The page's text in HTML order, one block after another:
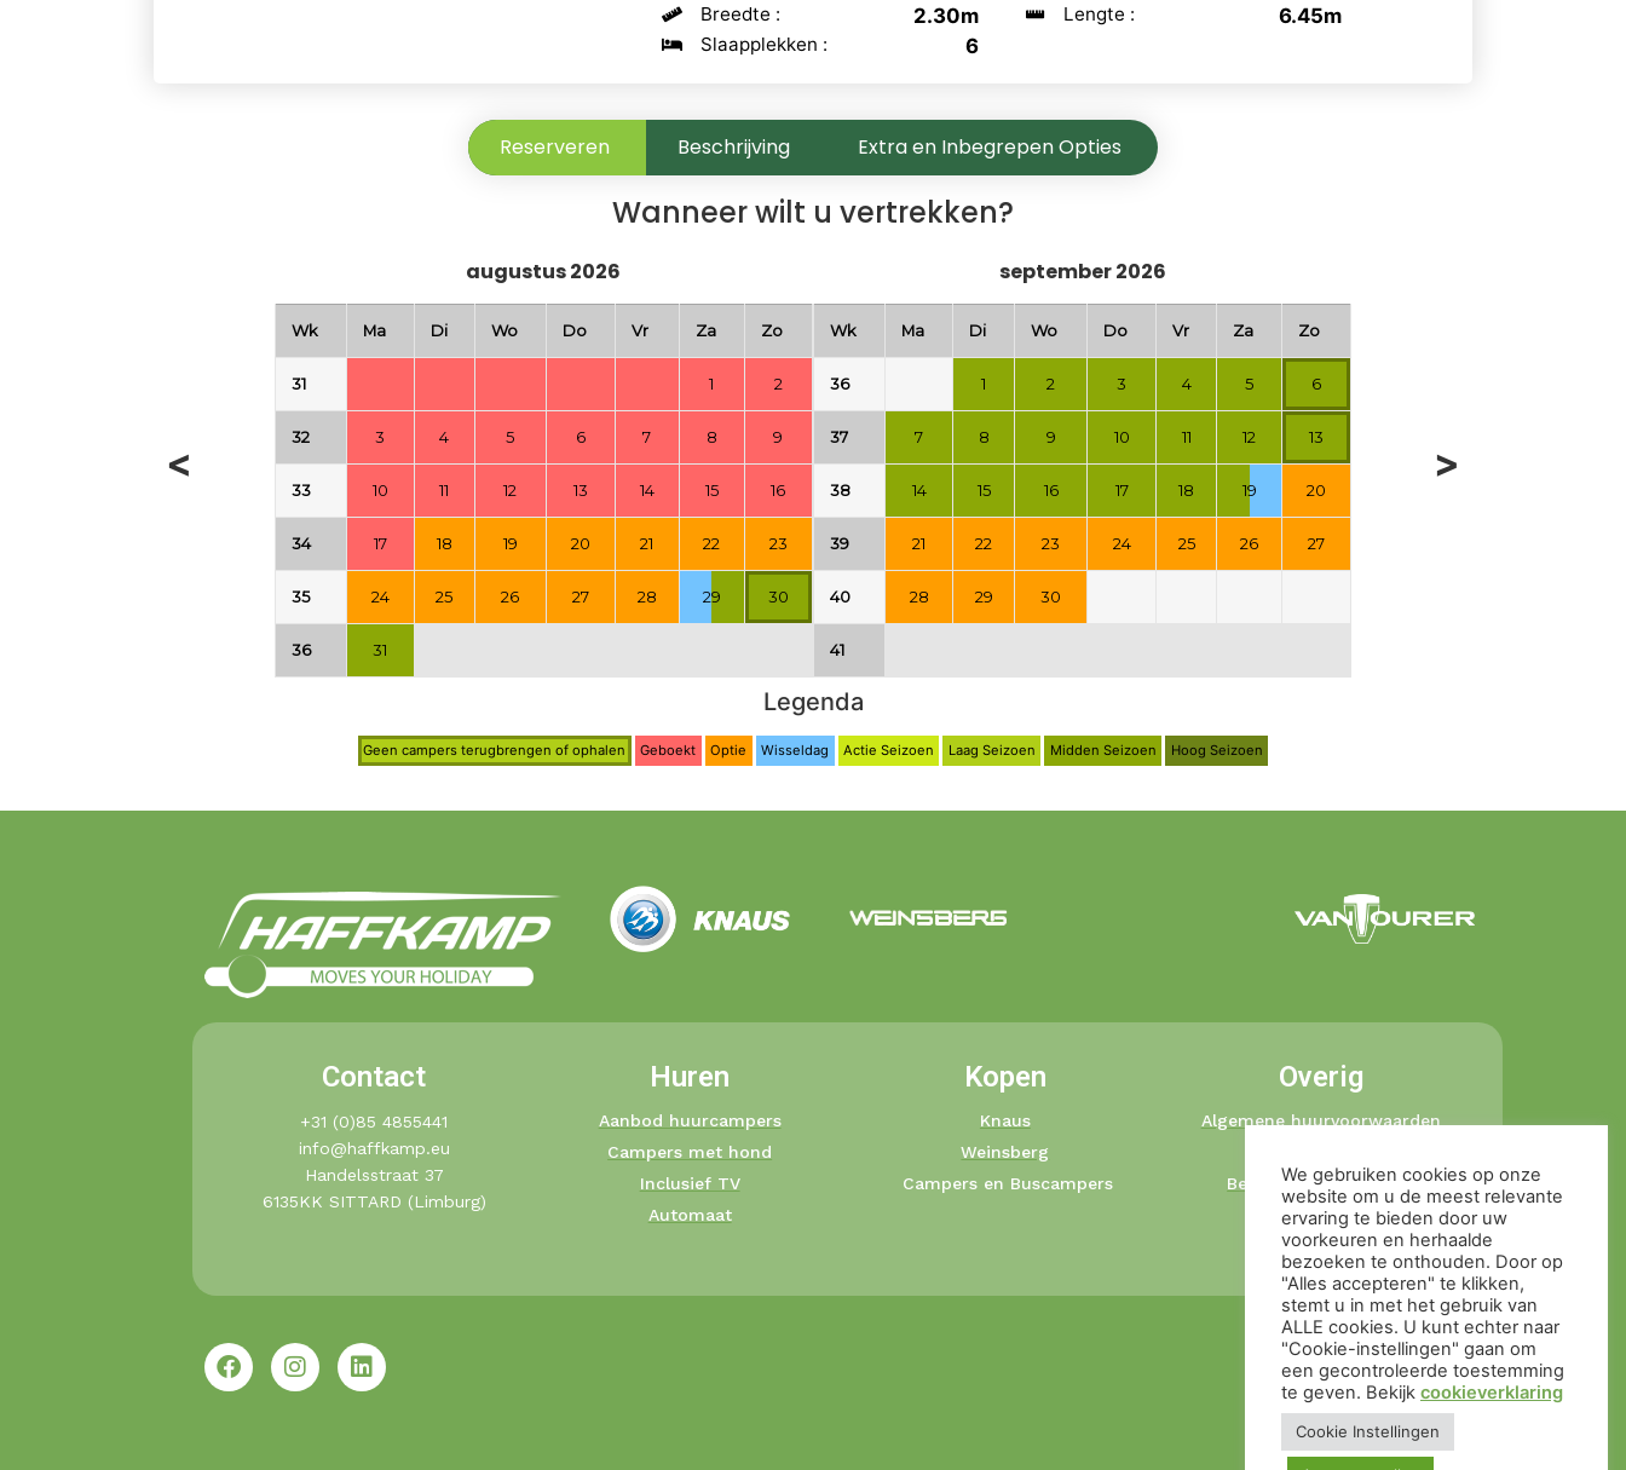
Breedte : 2.30m Lengte : 6.45m
Slaapplekken : 6
Reserveren Beschrijving Extra en Inbegrepen Opties
Wanneer wilt u vertrekken?
<
augustus 2026
Wk Ma Di Wo Do Vr Za Zo
31 1 2
32 3 4 5 6 7 8 9
33 10 11 12 13 14 15 16
34 17 18 19 20 21 22 23
35 24 25 26 27 28 29 30
36 31
september 2026
Wk Ma Di Wo Do Vr Za Zo
36 1 2 3 4 5 6
37 7 8 9 10 11 12 13
38 14 15 16 17 18 19 20
39 21 22 23 24 25 26 27
40 28 29 30
41
>
Legenda
Geen campers terugbrengen of ophalen Geboekt Optie Wisseldag Actie Seizoen Laag Seizoen Midden Seizoen Hoog Seizoen
Contact
+31 (0)85 4855441​
info@haffkamp.eu​
Handelsstraat 37
6135KK SITTARD (Limburg)
Huren
Aanbod huurcampers
Campers met hond
Inclusief TV
Automaat
Kopen
Knaus
Weinsberg
Campers en Buscampers
Overig
Algemene huurvoorwaarden
Betalingsvoorwaarden
Ophaal en retour
Cookieverklaring
We gebruiken cookies op onze
website om u de meest relevante
ervaring te bieden door uw
voorkeuren en herhaalde
bezoeken te onthouden. Door op
"Alles accepteren" te klikken,
stemt u in met het gebruik van
ALLE cookies. U kunt echter naar
"Cookie-instellingen" gaan om
een ​​gecontroleerde toestemming
te geven. Bekijk cookieverklaring
Cookie Instellingen